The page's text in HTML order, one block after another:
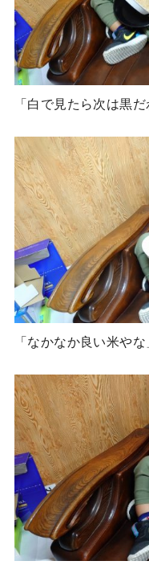
「白で見たら次は黒だ
「なかなか良い米やな